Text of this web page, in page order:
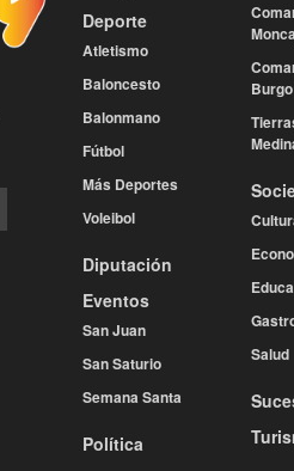
Deporte
Atletismo
Baloncesto
Balonmano
Fútbol
Más Deportes
Voleibol
Diputación
Eventos
San Juan
San Saturio
Semana Santa
Política
Burgo
Salud